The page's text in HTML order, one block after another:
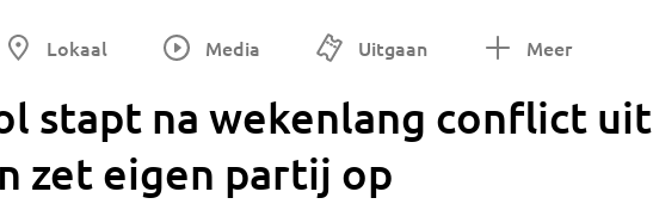
Lokaal Media Uitgaan Meer
stapt na wekenlang conflict uit
zet eigen partij op